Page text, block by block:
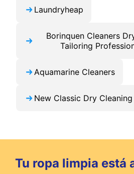
Laundryheap
Borinquen Cleaners
Tailoring
Aquamarine Cleaners
New Classic Dry
Tu ropa limpia está